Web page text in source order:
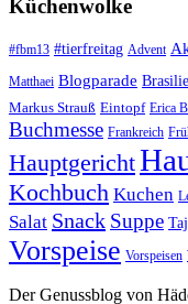
Küchenwolke
#fbm13 #tierfreitag Advent
Matthaei Blogparade
Markus Strauß Eintopf Erica
Buchmesse Frankreich
Hauptgericht
Kochbuch Kuchen
Salat Snack Suppe
Vorspeise Vorspeisen
Der Genussblog von